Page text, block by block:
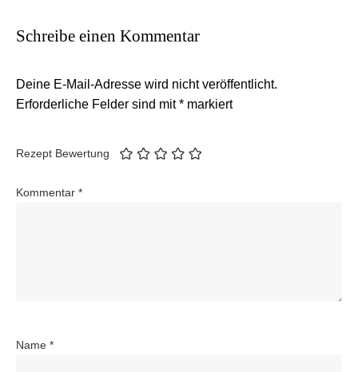
Schreibe einen Kommentar
Deine E-Mail-Adresse wird nicht veröffentlicht.
Erforderliche Felder sind mit* markiert
Rezept Bewertung
Kommentar *
Name *